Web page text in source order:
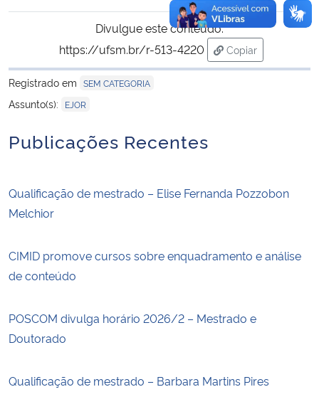
Divulgue este conteúdo:
https://ufsm.br/r-513-4220
Copiar
para área de
Registrado em SEM CATEGORIA
Assunto(s): EJOR
Publicações Recentes
Qualificação de mestrado – Elise Fernanda Pozzobon
Melchior
CIMID promove cursos sobre enquadramento e análise
de conteúdo
POSCOM divulga horário 2026/2 – Mestrado e
Doutorado
Qualificação de mestrado – Barbara Martins Pires